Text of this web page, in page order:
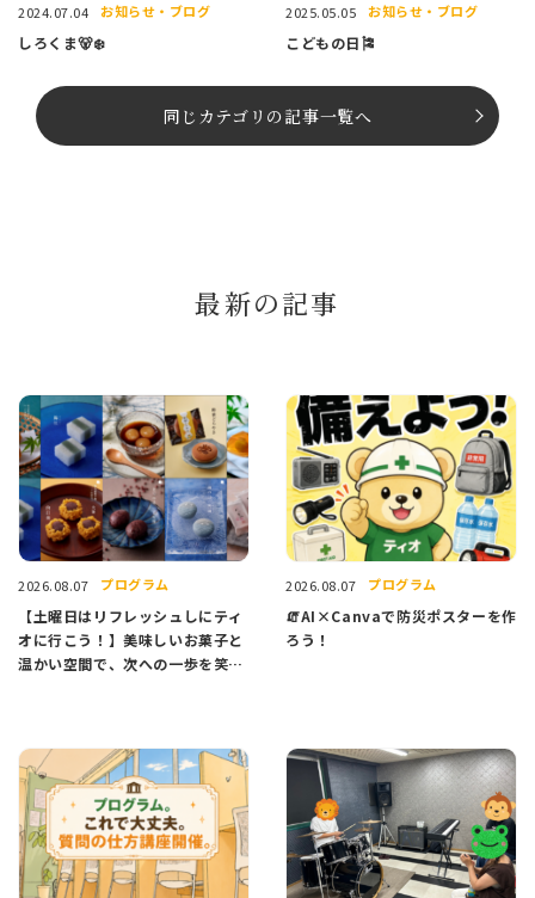
2024.07.04 お知らせ・ブログ
しろくま🐻‍❄️
2025.05.05 お知らせ・ブログ
こどもの日🎏
同じカテゴリの記事⼀覧へ
最新の記事
2026.08.07 プログラム
【土曜日はリフレッシュしにティ
オに行こう！】美味しいお菓子と
温かい空間で、次への一歩を笑顔
2026.08.07 プログラム
🧯AI×Canvaで防災ポスターを作
ろう！